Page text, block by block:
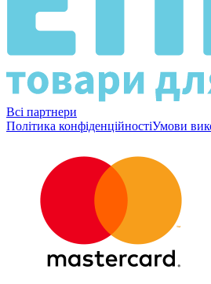
Всі партнери
Політика конфіденційностіУмови